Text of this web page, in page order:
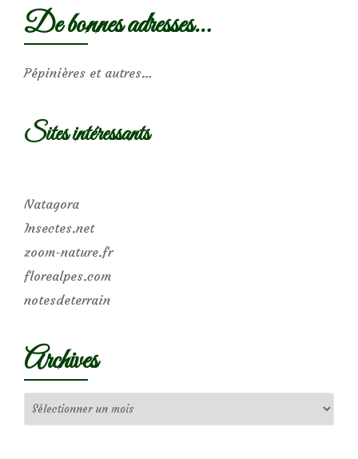
De bonnes adresses…
Pépinières et autres…
Sites intéressants
Natagora
Insectes.net
zoom-nature.fr
florealpes.com
notesdeterrain
Archives